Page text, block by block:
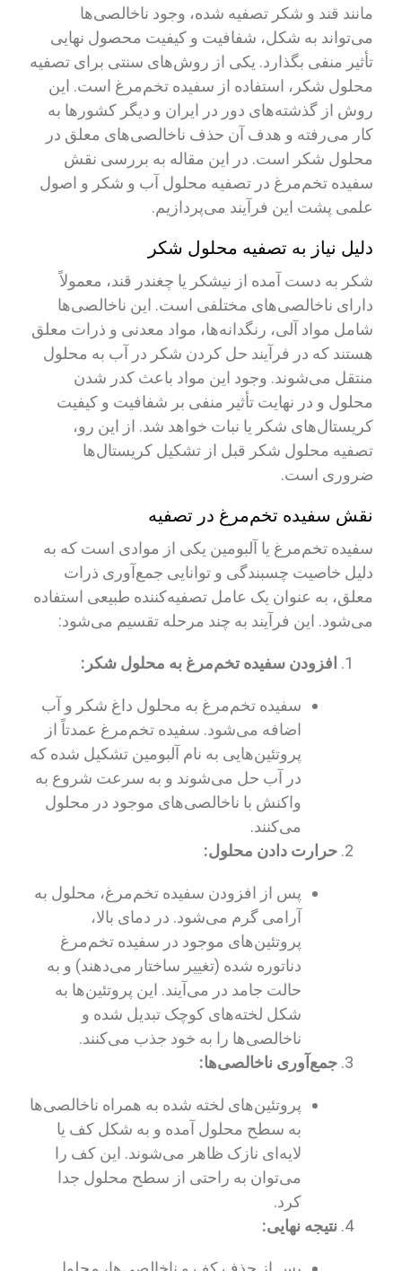
مانند قند و شکر تصفیه شده، وجود ناخالصی‌ها
می‌تواند به شکل، شفافیت و کیفیت محصول نهایی
تأثیر منفی بگذارد. یکی از روش‌های سنتی برای تصفیه
محلول شکر، استفاده از سفیده تخم‌مرغ است. این
روش از گذشته‌های دور در ایران و دیگر کشورها به
کار می‌رفته و هدف آن حذف ناخالصی‌های معلق در
محلول شکر است. در این مقاله به بررسی نقش
سفیده تخم‌مرغ در تصفیه محلول آب و شکر و اصول
علمی پشت این فرآیند می‌پردازیم.
دلیل نیاز به تصفیه محلول شکر
شکر به دست آمده از نیشکر یا چغندر قند، معمولاً
دارای ناخالصی‌های مختلفی است. این ناخالصی‌ها
شامل مواد آلی، رنگدانه‌ها، مواد معدنی و ذرات معلق
هستند که در فرآیند حل کردن شکر در آب به محلول
منتقل می‌شوند. وجود این مواد باعث کدر شدن
محلول و در نهایت تأثیر منفی بر شفافیت و کیفیت
کریستال‌های شکر یا نبات خواهد شد. از این رو،
تصفیه محلول شکر قبل از تشکیل کریستال‌ها
ضروری است.
نقش سفیده تخم‌مرغ در تصفیه
سفیده تخم‌مرغ یا آلبومین یکی از موادی است که به
دلیل خاصیت چسبندگی و توانایی جمع‌آوری ذرات
معلق، به عنوان یک عامل تصفیه‌کننده طبیعی استفاده
می‌شود. این فرآیند به چند مرحله تقسیم می‌شود:
افزودن سفیده تخم‌مرغ به محلول شکر:
سفیده تخم‌مرغ به محلول داغ شکر و آب
اضافه می‌شود. سفیده تخم‌مرغ عمدتاً از
پروتئین‌هایی به نام آلبومین تشکیل شده که
در آب حل می‌شوند و به سرعت شروع به
واکنش با ناخالصی‌های موجود در محلول
می‌کنند.
حرارت دادن محلول:
پس از افزودن سفیده تخم‌مرغ، محلول به
آرامی گرم می‌شود. در دمای بالا،
پروتئین‌های موجود در سفیده تخم‌مرغ
دناتوره شده (تغییر ساختار می‌دهند) و به
حالت جامد در می‌آیند. این پروتئین‌ها به
شکل لخته‌های کوچک تبدیل شده و
ناخالصی‌ها را به خود جذب می‌کنند.
جمع‌آوری ناخالصی‌ها:
پروتئین‌های لخته شده به همراه ناخالصی‌ها
به سطح محلول آمده و به شکل کف یا
لایه‌ای نازک ظاهر می‌شوند. این کف را
می‌توان به راحتی از سطح محلول جدا
کرد.
نتیجه نهایی: